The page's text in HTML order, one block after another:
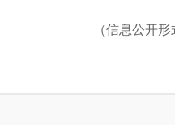
（信息公开